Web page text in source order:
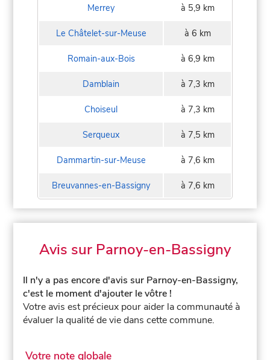
Merrey à 5,9 km
Le Châtelet-sur-Meuse à 6 km
Romain-aux-Bois à 6,9 km
Damblain à 7,3 km
Choiseul à 7,3 km
Serqueux à 7,5 km
Dammartin-sur-Meuse à 7,6 km
Breuvannes-en-Bassigny à 7,6 km
Avis sur Parnoy-en-Bassigny
Il n'y a pas encore d'avis sur Parnoy-en-Bassigny,
c'est le moment d'ajouter le vôtre !
Votre avis est précieux pour aider la communauté à
évaluer la qualité de vie dans cette commune.
Votre note globale